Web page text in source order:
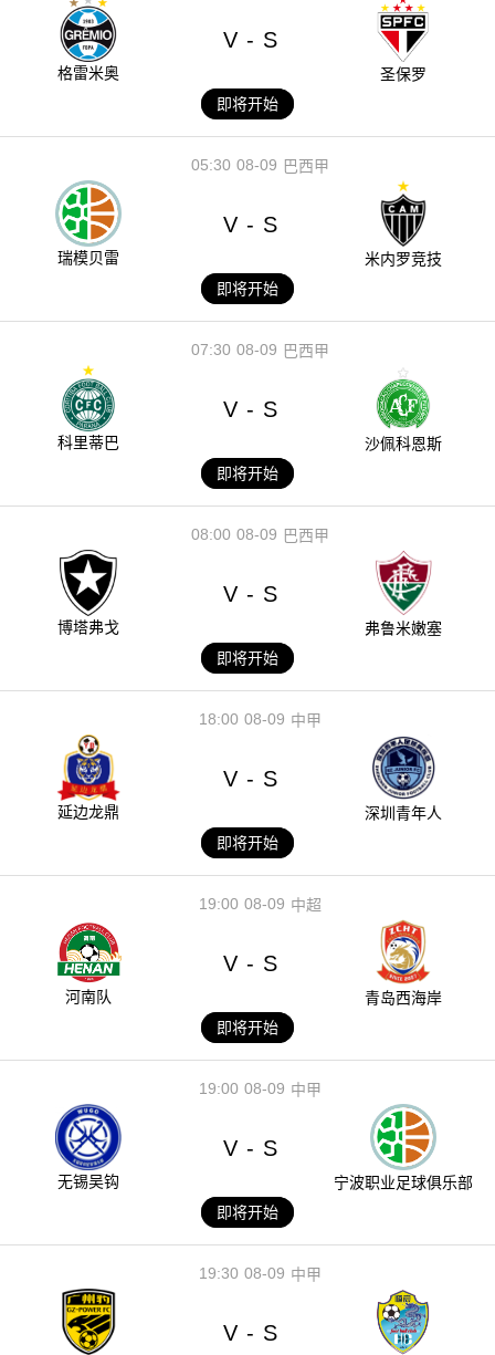
格雷米奥
V - S
圣保罗
即将开始
08-09
05:30 巴西甲
瑞模贝雷
V - S
米内罗竞技
即将开始
08-09
07:30 巴西甲
科里蒂巴
V - S
沙佩科恩斯
即将开始
08-09
08:00 巴西甲
博塔弗戈
V - S
弗鲁米嫩塞
即将开始
08-09
18:00 中甲
延边龙鼎
V - S
深圳青年人
即将开始
08-09
19:00 中超
河南队
V - S
青岛西海岸
即将开始
08-09
19:00 中甲
无锡吴钩
V - S
宁波职业足球俱乐部
即将开始
08-09
19:30 中甲
V - S